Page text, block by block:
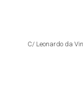
C/ Leonardo da